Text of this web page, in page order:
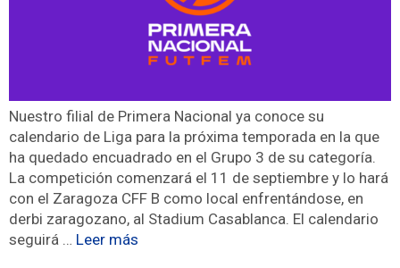
Nuestro filial de Primera Nacional ya conoce su
calendario de Liga para la próxima temporada en la que
ha quedado encuadrado en el Grupo 3 de su categoría.
La competición comenzará el 11 de septiembre y lo hará
con el Zaragoza CFF B como local enfrentándose, en
derbi zaragozano, al Stadium Casablanca. El calendario
seguirá … Leer más